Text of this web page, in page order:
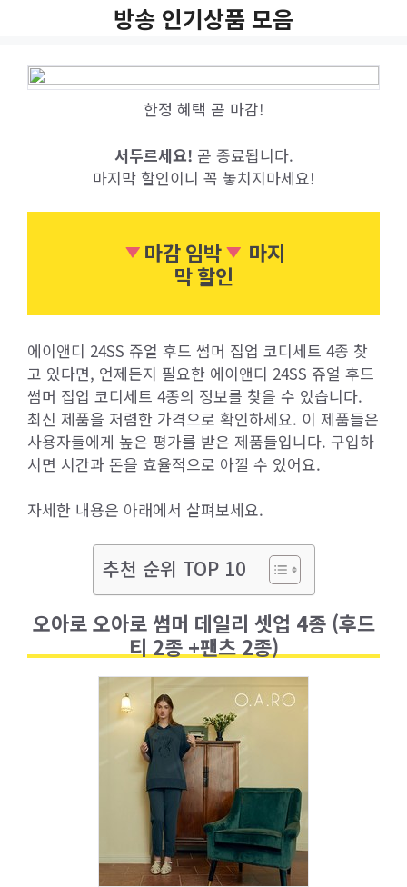
방송 인기상품 모음
한정 혜택 곧 마감!
서두르세요! 곧 종료됩니다.
마지막 할인이니 꼭 놓치지마세요!
마감 임박
마지
막 할인
에이앤디 24SS 쥬얼 후드 썸머 집업 코디세트 4종 찾
고 있다면, 언제든지 필요한 에이앤디 24SS 쥬얼 후드
썸머 집업 코디세트 4종의 정보를 찾을 수 있습니다.
최신 제품을 저렴한 가격으로 확인하세요. 이 제품들은
사용자들에게 높은 평가를 받은 제품들입니다. 구입하
시면 시간과 돈을 효율적으로 아낄 수 있어요.
자세한 내용은 아래에서 살펴보세요.
추천 순위 TOP 10
오아로 오아로 썸머 데일리 셋업 4종 (후드
티 2종 +팬츠 2종)